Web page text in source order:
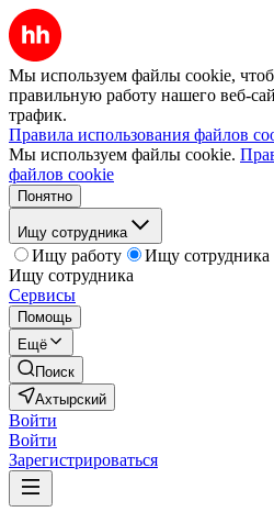
Мы используем файлы cookie,
правильную работу нашего веб-
трафик.
Правила использования файлов
Мы используем файлы cookie.
файлов cookie
Понятно
Ищу сотрудника
Ищу работу
Ищу сотрудника
Ищу сотрудника
Сервисы
Помощь
Ещё
Поиск
Ахтырский
Войти
Войти
Зарегистрироваться